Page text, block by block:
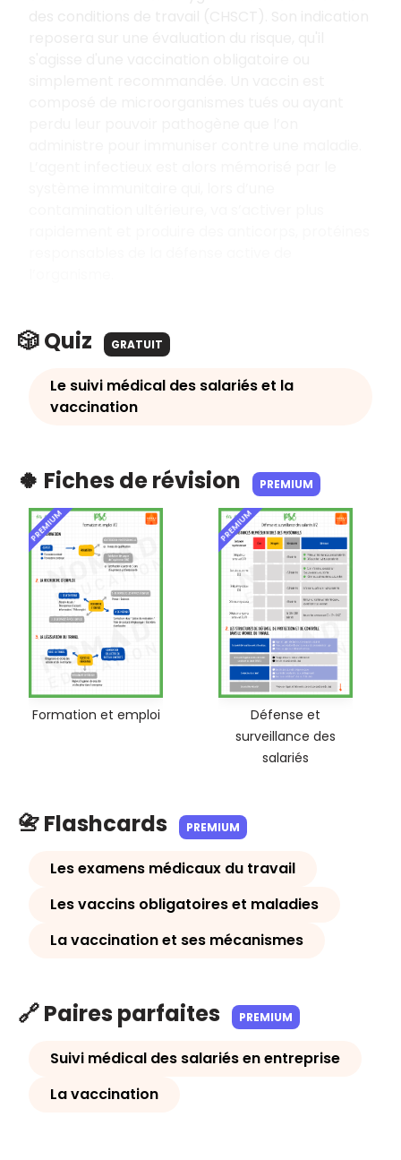
🎲 Quiz GRATUIT
Le suivi médical des salariés et la
vaccination
🍀 Fiches de révision PREMIUM
PREMIUM
Formation et emploi
PREMIUM
Défense et
surveillance des
salariés
📇 Flashcards PREMIUM
Les examens médicaux du travail
Les vaccins obligatoires et maladies
La vaccination et ses mécanismes
🔗 Paires parfaites PREMIUM
Suivi médical des salariés en entreprise
La vaccination